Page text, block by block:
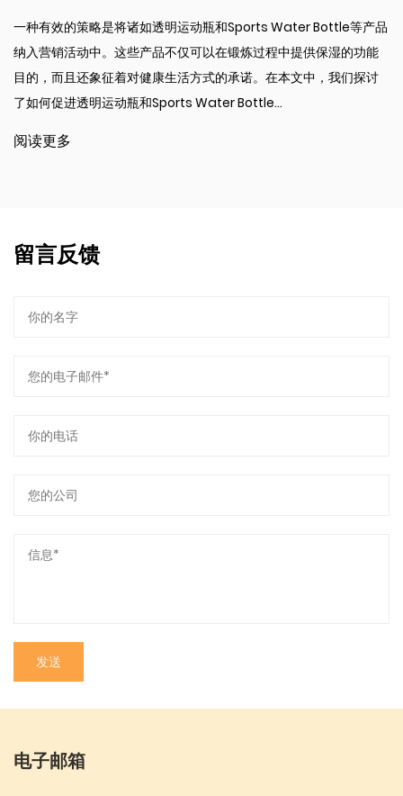
的策略是将诸如透明运动瓶和Sports Water Bottle等产品
活动中。这些产品不仅可以在锻炼过程中提供保湿的功能
且还象征着对健康生活方式的承诺。在本文中，我们探讨
进透明运动瓶和Sports Water Bottle...
多
保持水
水瓶可
何经常
留言反馈
电子邮箱